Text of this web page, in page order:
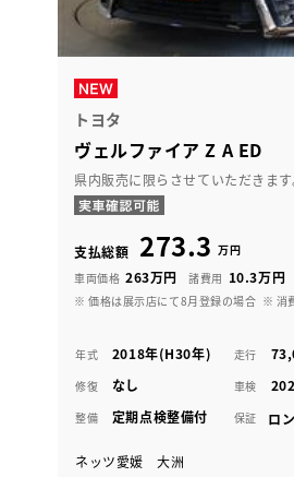
トヨタ
ヴェルファイア Z A ED
県内販売に限らさせていただきます
支払総額 273.3 万円
車両価格 263万円 諸費用 10.3万円
※ 価格は展示店にて8月登録の場合 ※ 消
年式 2018年(H30年) 走行
修復 なし 車検
整備 定期点検整備付 保証 ロ
ネッツ愛媛 大洲